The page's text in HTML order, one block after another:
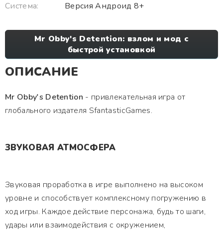
Система:
Версия Андроид 8+
Mr Obby's Detention: взлом и мод с
быстрой установкой
ОПИСАНИЕ
Mr Obby's Detention - привлекательная игра от
глобального издателя SfantasticGames.
ЗВУКОВАЯ АТМОСФЕРА
Звуковая проработка в игре выполнено на высоком
уровне и способствует комплексному погружению в
ход игры. Каждое действие персонажа, будь то шаги,
удары или взаимодействия с окружением,